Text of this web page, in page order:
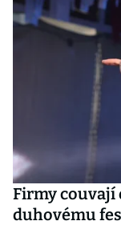
Firmy couvají
duhovému